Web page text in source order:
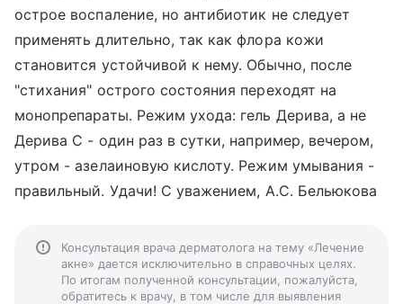
острое воспаление, но антибиотик не следует
применять длительно, так как флора кожи
становится устойчивой к нему. Обычно, после
"стихания" острого состояния переходят на
монопрепараты. Режим ухода: гель Дерива, а не
Дерива С - один раз в сутки, например, вечером,
утром - азелаиновую кислоту. Режим умывания -
правильный. Удачи! С уважением, А.С. Бельюкова
Консультация врача дерматолога на тему «Лечение
акне» дается исключительно в справочных целях.
По итогам полученной консультации, пожалуйста,
обратитесь к врачу, в том числе для выявления